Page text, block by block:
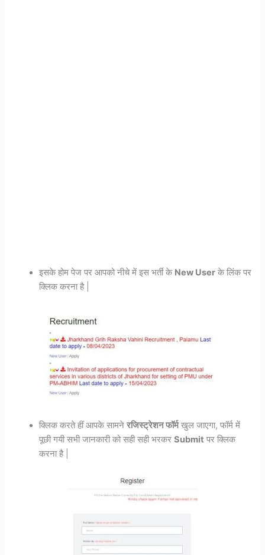
इसके होम पेज पर आपको नीचे में इस भर्ती के New User के लिंक पर
क्लिक करना है |
क्लिक करते हीं आपके सामनेरजिस्ट्रेशन फॉर्मखुल जाएगा, फॉर्म में
पूछी गयी सभी जानकारी को सही सही भरकरSubmit पर क्लिक
करना है |